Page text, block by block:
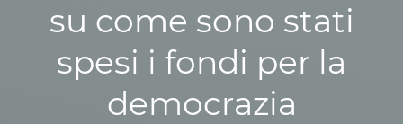
su come sono stati
spesi i fondi per la
democrazia